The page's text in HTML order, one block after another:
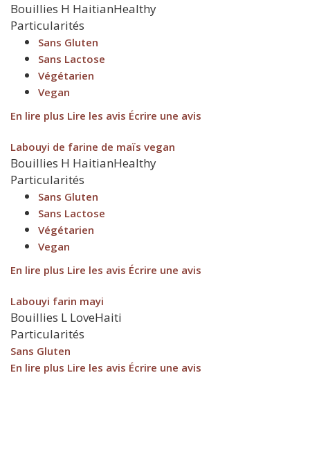
Bouillies H HaitianHealthy
Particularités
Sans Gluten
Sans Lactose
Végétarien
Vegan
En lire plus Lire les avis Écrire une avis
Labouyi de farine de maïs vegan
Bouillies H HaitianHealthy
Particularités
Sans Gluten
Sans Lactose
Végétarien
Vegan
En lire plus Lire les avis Écrire une avis
Labouyi farin mayi
Bouillies L LoveHaiti
Particularités
Sans Gluten
En lire plus Lire les avis Écrire une avis